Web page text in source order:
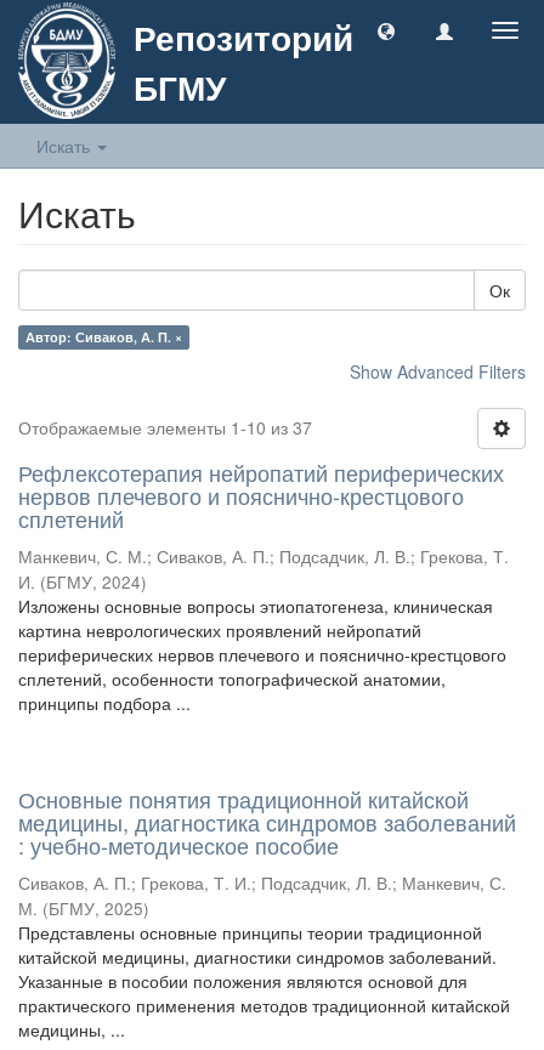
Репозиторий
БГМУ
Искать
Искать
Ок
Автор: Сиваков, А. П. ×
Show Advanced Filters
Отображаемые элементы 1-10 из 37
Рефлексотерапия нейропатий периферических
нервов плечевого и пояснично-крестцового
сплетений
Манкевич, С. М.; Сиваков, А. П.; Подсадчик, Л. В.; Грекова, Т.
И. (БГМУ, 2024)
Изложены основные вопросы этиопатогенеза, клиническая
картина неврологических проявлений нейропатий
периферических нервов плечевого и пояснично-крестцового
сплетений, особенности топографической анатомии,
принципы подбора ...
Основные понятия традиционной китайской
медицины, диагностика синдромов заболеваний
: учебно-методическое пособие
Сиваков, А. П.; Грекова, Т. И.; Подсадчик, Л. В.; Манкевич, С.
М. (БГМУ, 2025)
Представлены основные принципы теории традиционной
китайской медицины, диагностики синдромов заболеваний.
Указанные в пособии положения являются основой для
практического применения методов традиционной китайской
медицины, ...